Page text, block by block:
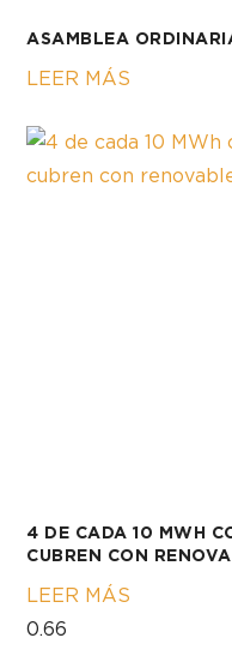
ASAMBLEA
LEER MÁS
4 DE CADA 10 MWH
CUBREN CON
LEER MÁS